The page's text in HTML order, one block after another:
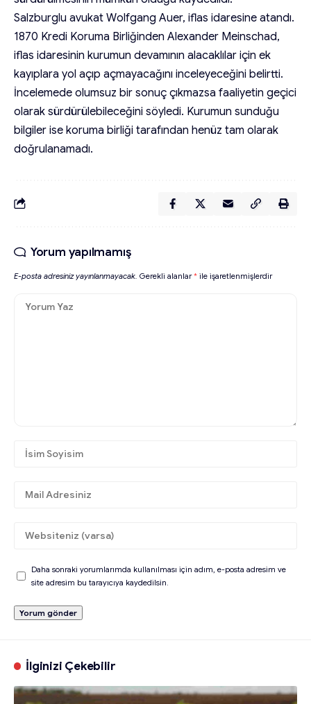
Salzburglu avukat Wolfgang Auer, iflas idaresine atandı.
1870 Kredi Koruma Birliğinden Alexander Meinschad,
iflas idaresinin kurumun devamının alacaklılar için ek
kayıplara yol açıp açmayacağını inceleyeceğini belirtti.
İncelemede olumsuz bir sonuç çıkmazsa faaliyetin geçici
olarak sürdürülebileceğini söyledi. Kurumun sunduğu
bilgiler ise koruma birliği tarafından henüz tam olarak
doğrulanamadı.
Yorum yapılmamış
E-posta adresiniz yayınlanmayacak. Gerekli alanlar* ile işaretlenmişlerdir
Daha sonraki yorumlarımda kullanılması için adım, e-posta adresim ve
site adresim bu tarayıcıya kaydedilsin.
İlginizi Çekebilir